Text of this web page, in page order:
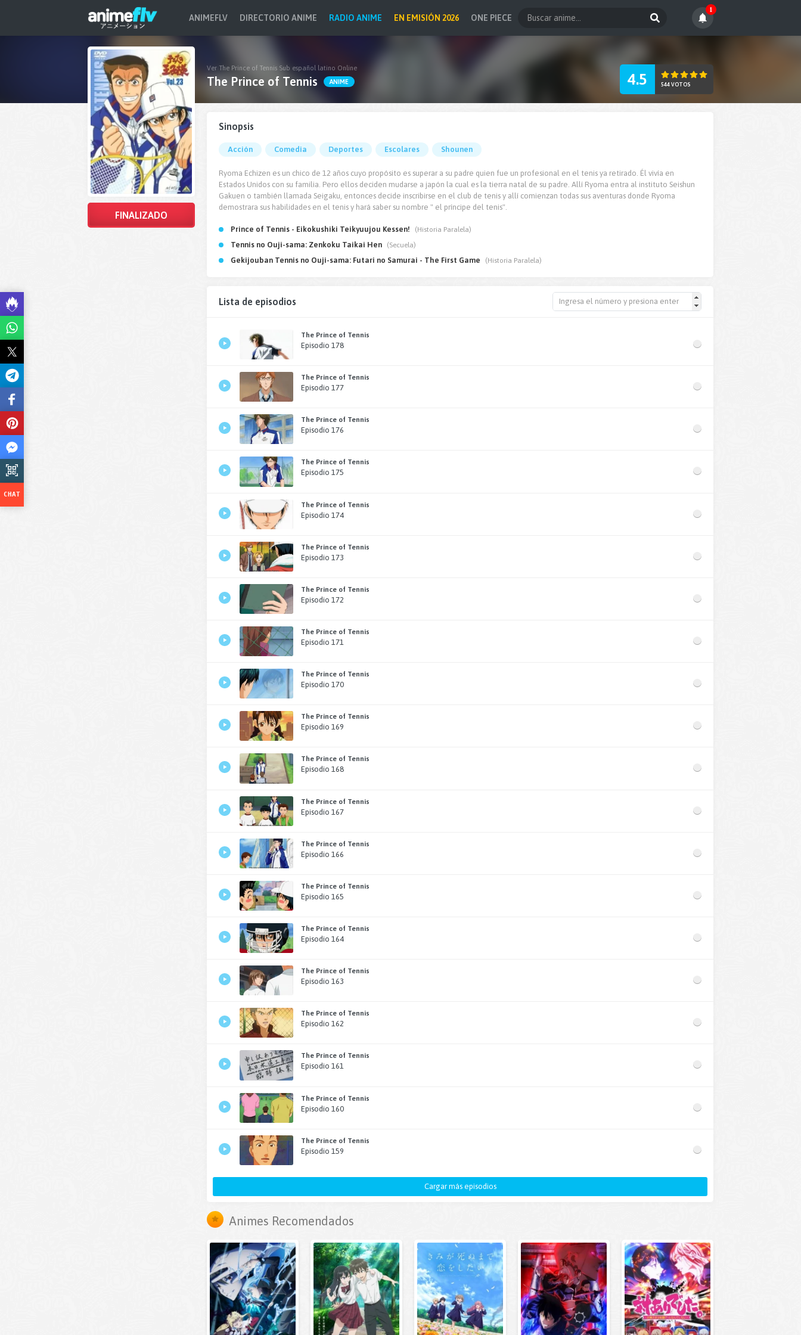
ANIMEFLV DIRECTORIO ANIME RADIO ANIME EN EMISIÓN 2026 ONE PIECE
1
Ver The Prince of Tennis Sub español latino Online
The Prince of Tennis ANIME 4.5 544 VOTOS
FINALIZADO
Sinopsis
Acción Comedia Deportes Escolares Shounen
Ryoma Echizen es un chico de 12 años cuyo propósito es superar a su padre quien fue un profesional en el tenis ya retirado. Él vivía en
Estados Unidos con su familia. Pero ellos deciden mudarse a japón la cual es la tierra natal de su padre. Allí Ryoma entra al instituto Seishun
Gakuen o también llamada Seigaku, entonces decide inscribirse en el club de tenis y allí comienzan todas sus aventuras donde Ryoma
demostrara sus habilidades en el tenis y hará saber su nombre " el príncipe del tenis".
Prince of Tennis - Eikokushiki Teikyuujou Kessen! (Historia Paralela)
Tennis no Ouji-sama: Zenkoku Taikai Hen (Secuela)
Gekijouban Tennis no Ouji-sama: Futari no Samurai - The First Game (Historia Paralela)
Lista de episodios
The Prince of Tennis
Episodio 178
The Prince of Tennis
Episodio 177
The Prince of Tennis
Episodio 176
The Prince of Tennis
Episodio 175
The Prince of Tennis
Episodio 174
The Prince of Tennis
Episodio 173
The Prince of Tennis
Episodio 172
The Prince of Tennis
Episodio 171
The Prince of Tennis
Episodio 170
The Prince of Tennis
Episodio 169
The Prince of Tennis
Episodio 168
The Prince of Tennis
Episodio 167
The Prince of Tennis
Episodio 166
The Prince of Tennis
Episodio 165
The Prince of Tennis
Episodio 164
The Prince of Tennis
Episodio 163
The Prince of Tennis
Episodio 162
The Prince of Tennis
Episodio 161
The Prince of Tennis
Episodio 160
The Prince of Tennis
Episodio 159
Cargar más episodios
Animes Recomendados